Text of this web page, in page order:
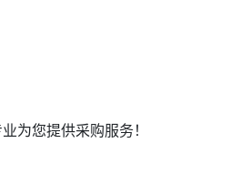
为您提供采购服务！